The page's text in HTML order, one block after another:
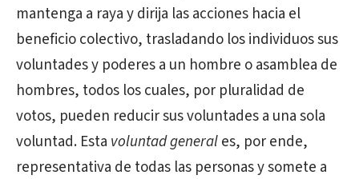
mantenga a raya y dirija las acciones hacia el
beneficio colectivo, trasladando los individuos sus
voluntades y poderes a un hombre o asamblea de
hombres, todos los cuales, por pluralidad de
votos, pueden reducir sus voluntades a una sola
voluntad. Esta voluntad generales, por ende,
representativa de todas las personas y somete a